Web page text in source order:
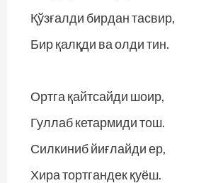
Қўзғалди бирдан тасвир,
Бир қалқди ва олди тин.
Ортга қайтсайди шоир,
Гуллаб кетармиди тош.
Силкиниб йиғлайди ер,
Хира тортгандек қуёш.